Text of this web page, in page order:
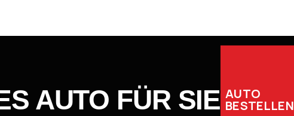
AUTO FÜR SIE AUTO
BESTELLEN